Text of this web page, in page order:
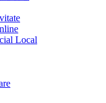
Local